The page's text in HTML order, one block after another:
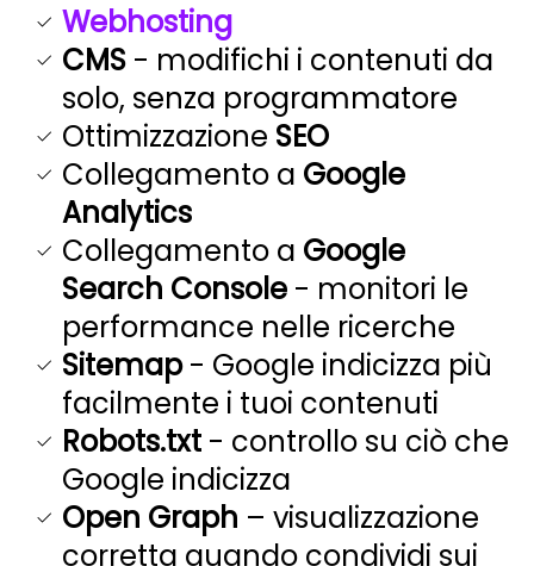
Webhosting
CMS - modifichi i contenuti da
solo, senza programmatore
Ottimizzazione SEO
Collegamento a Google
Analytics
Collegamento a Google
Search Console - monitori le
performance nelle ricerche
Sitemap- Google indicizza più
facilmente i tuoi contenuti
Robots.txt - controllo su ciò che
Google indicizza
Open Graph – visualizzazione
corretta quando condividi sui